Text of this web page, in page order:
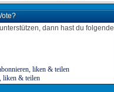
dann hast du folgende
liken & teilen
liken & teilen